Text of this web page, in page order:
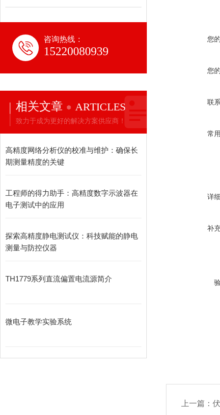
咨询热线：
15220080939
相关文章 ARTICLES
致力于成为更好的解决方案供应商！
高精度网络分析仪的校准与维护：确保长
期测量精度的关键
工程师的得力助手：高精度数字示波器在
电子测试中的应用
探索高精度静电测试仪：科技赋能的静电
测量与防控仪器
TH1779系列直流偏置电流源简介
微电子教学实验系统
您
您
联
常
详
补
上一篇：